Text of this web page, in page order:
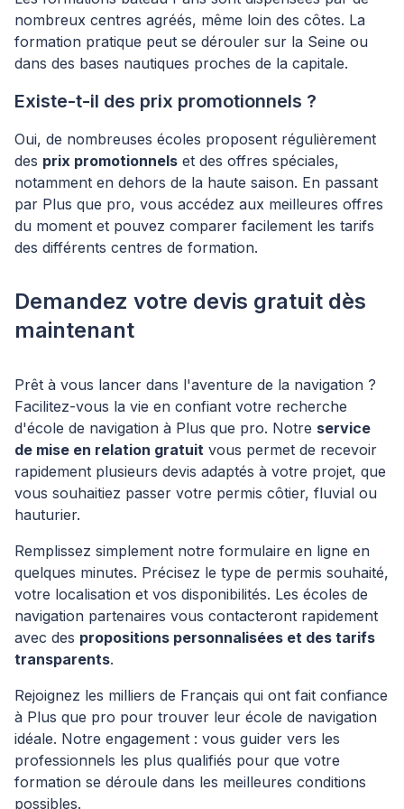
nombreux centres agréés, même loin des côtes. La
formation pratique peut se dérouler sur la Seine ou
dans des bases nautiques proches de la capitale.
Existe-t-il des prix promotionnels ?
Oui, de nombreuses écoles proposent régulièrement
des prix promotionnels et des offres spéciales,
notamment en dehors de la haute saison. En passant
par Plus que pro, vous accédez aux meilleures offres
du moment et pouvez comparer facilement les tarifs
des différents centres de formation.
Demandez votre devis gratuit dès
maintenant
Prêt à vous lancer dans l'aventure de la navigation ?
Facilitez-vous la vie en confiant votre recherche
d'école de navigation à Plus que pro. Notre service
de mise en relation gratuit vous permet de recevoir
rapidement plusieurs devis adaptés à votre projet, que
vous souhaitiez passer votre permis côtier, fluvial ou
hauturier.
Remplissez simplement notre formulaire en ligne en
quelques minutes. Précisez le type de permis souhaité,
votre localisation et vos disponibilités. Les écoles de
navigation partenaires vous contacteront rapidement
avec des propositions personnalisées et des tarifs
transparents.
Rejoignez les milliers de Français qui ont fait confiance
à Plus que pro pour trouver leur école de navigation
idéale. Notre engagement : vous guider vers les
professionnels les plus qualifiés pour que votre
formation se déroule dans les meilleures conditions
possibles.